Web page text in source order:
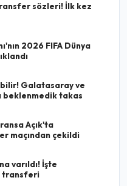
sözleri! İlk kez
2026 FIFA Dünya
Galatasaray ve
beklenmedik takas
Açık'ta
maçından çekildi
varıldı! İşte
transferi